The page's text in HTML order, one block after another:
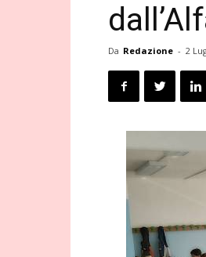
Da Redazione - 2